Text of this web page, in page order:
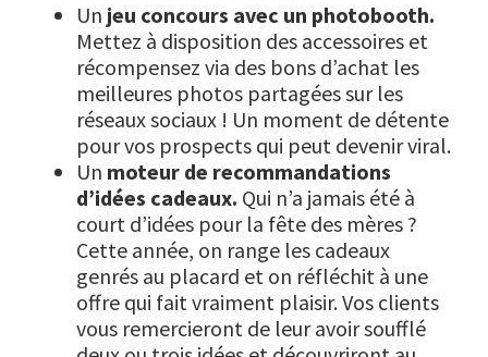
Un jeu concours avec un photobooth.
Mettez à disposition des accessoires et
récompensez via des bons d’achat les
meilleures photos partagées sur les
réseaux sociaux ! Un moment de détente
pour vos prospects qui peut devenir viral.
Un moteur de recommandations
d’idées cadeaux. Qui n’a jamais été à
court d’idées pour la fête des mères ?
Cette année, on range les cadeaux
genrés au placard et on réfléchit à une
offre qui fait vraiment plaisir. Vos clients
vous remercieront de leur avoir soufflé